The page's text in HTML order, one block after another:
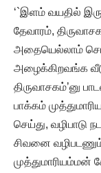
‘`இளம் வயதில்
தேவாரம்,
அதையெல்லாம்
அழைக்கிறவங்க
திருவாசகம்’னு
பாக்கம்
செய்து, வழிபாடு
சிவனை
முத்துமாரியம்மன்